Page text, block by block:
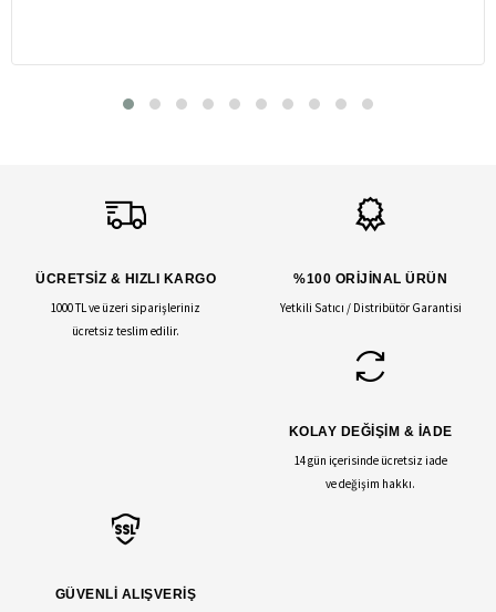
ÜCRETSİZ & HIZLI KARGO
1000 TL ve üzeri siparişleriniz
ücretsiz teslim edilir.
%100 ORİJİNAL ÜRÜN
Yetkili Satıcı / Distribütör Garantisi
KOLAY DEĞİŞİM & İADE
14 gün içerisinde ücretsiz iade
ve değişim hakkı.
GÜVENLİ ALIŞVERİŞ